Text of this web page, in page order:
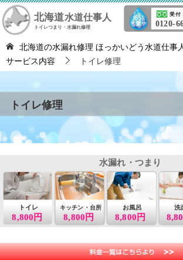
北海道水道仕事人
トイレつまり・水漏れ修理 0120-
受付
北海道の水漏れ修理 ほっかいどう水道仕事
サービス内容
トイレ修理
トイレ修理
8,800円
トイレ
8,800円
キッチン・台所 お風呂
8,800円
洗
水漏れ・つまり